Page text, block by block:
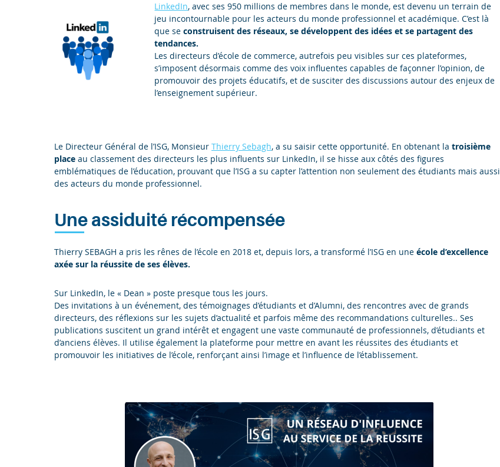
LinkedIn, avec ses 950 millions de membres dans le monde, est devenu un terrain de
jeu incontournable pour les acteurs du monde professionnel et académique. C’est là
que seconstruisent des réseaux, se développent des idées et se partagent des
tendances.
Les directeurs d’école de commerce, autrefois peu visibles sur ces plateformes,
s’imposent désormais comme des voix influentes capables de façonner l’opinion, de
promouvoir des projets éducatifs, et de susciter des discussions autour des enjeux de
l’enseignement supérieur.
Le Directeur Général de l’ISG, Monsieur Thierry Sebagh, a su saisir cette opportunité. En obtenant la troisième
place au classement des directeurs les plus influents sur LinkedIn, il se hisse aux côtés des figures
emblématiques de l’éducation, prouvant que l’ISG a su capter l’attention non seulement des étudiants mais aussi
des acteurs du monde professionnel.
Une assiduité récompensée
Thierry SEBAGH a pris les rênes de l’école en 2018 et, depuis lors, a transformé l’ISG en une école d’excellence
axée sur la réussite de ses élèves.
Sur LinkedIn, le « Dean » poste presque tous les jours.
Des invitations à un événement, des témoignages d’étudiants et d’Alumni, des rencontres avec de grands
directeurs, des réflexions sur les sujets d’actualité et parfois même des recommandations culturelles.. Ses
publications suscitent un grand intérêt et engagent une vaste communauté de professionnels, d’étudiants et
d’anciens élèves. Il utilise également la plateforme pour mettre en avant les réussites des étudiants et
promouvoir les initiatives de l’école, renforçant ainsi l’image et l’influence de l’établissement.